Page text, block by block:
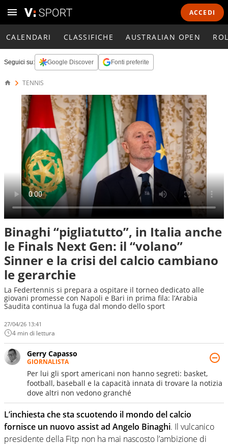
ACCEDI
CALENDARI CLASSIFICHE AUSTRALIAN OPEN
Seguici su: Google Discover Fonti preferite
TENNIS
Binaghi “pigliatutto”, in Italia anche
le Finals Next Gen: il “volano”
Sinner e la crisi del calcio cambiano
le gerarchie
La Federtennis si prepara a ospitare il torneo dedicato alle
giovani promesse con Napoli e Bari in prima fila: l’Arabia
Saudita continua la fuga dal mondo dello sport
27/04/26 13:41
4 min di lettura
Gerry Capasso
GIORNALISTA
Per lui gli sport americani non hanno segreti: basket,
football, baseball e la capacità innata di trovare la notizia
dove altri non vedono granché
L’inchiesta che sta scuotendo il mondo del calcio
fornisce un nuovo assist ad Angelo Binaghi. Il vulcanico
presidente della Fitp non ha mai nascosto l’ambizione di